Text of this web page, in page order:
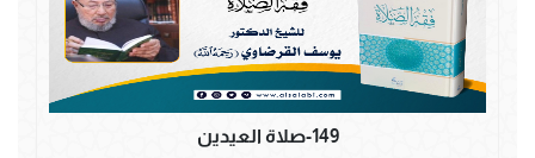
149-صلاة العيدين